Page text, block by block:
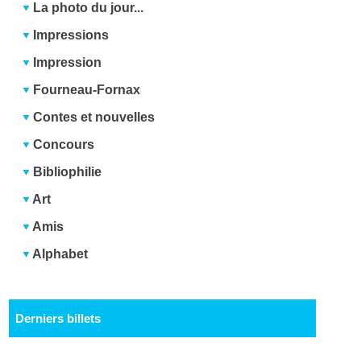
La photo du jour...
Impressions
Impression
Fourneau-Fornax
Contes et nouvelles
Concours
Bibliophilie
Art
Amis
Alphabet
Derniers billets